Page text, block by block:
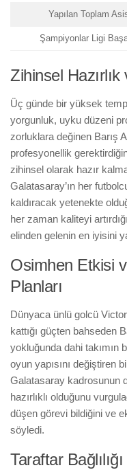
Yapılan Toplam
Şampiyonlar Ligi
Zihinsel Hazırlık
Üç günde bir yüksek
yorgunluk, uyku düzeni
zorluklara değinen Barış
profesyonellik
zihinsel olarak hazır
Galatasaray’ın her
kaldıracak yetenekte
her zaman kaliteyi
elinden gelenin en iyisini
Osimhen Etkisi
Planları
Dünyaca ünlü golcü
kattığı güçten bahseden
yokluğunda dahi takımın
oyun yapısını değiştiren
Galatasaray kadrosunun
hazırlıklı olduğunu
düşen görevi bildiğini ve
söyledi.
Taraftar